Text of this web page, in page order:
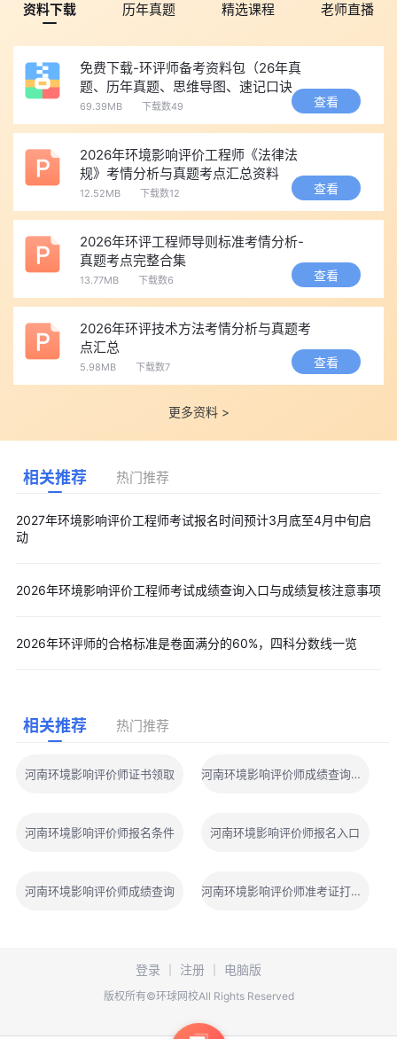
资料下载 历年真题 精选课程 老师直播
免费下载-环评师备考资料包（26年真
题、历年真题、思维导图、速记口诀
等）
69.39MB 下载数49 查看
2026年环境影响评价工程师《法律法
规》考情分析与真题考点汇总资料
12.52MB 下载数12 查看
2026年环评工程师导则标准考情分析-
真题考点完整合集
13.77MB 下载数6 查看
2026年环评技术方法考情分析与真题考
点汇总
5.98MB 下载数7 查看
更多资料 >
相关推荐 热门推荐
2027年环境影响评价工程师考试报名时间预计3月底至4月中旬启
动
2026年环境影响评价工程师考试成绩查询入口与成绩复核注意事项
2026年环评师的合格标准是卷面满分的60%，四科分数线一览
相关推荐 热门推荐
河南环境影响评价师证书领取 河南环境影响评价师成绩查询地址
河南环境影响评价师报名条件 河南环境影响评价师报名入口
河南环境影响评价师成绩查询 河南环境影响评价师准考证打印地点
登录 注册 电脑版
版权所有©环球网校All Rights Reserved